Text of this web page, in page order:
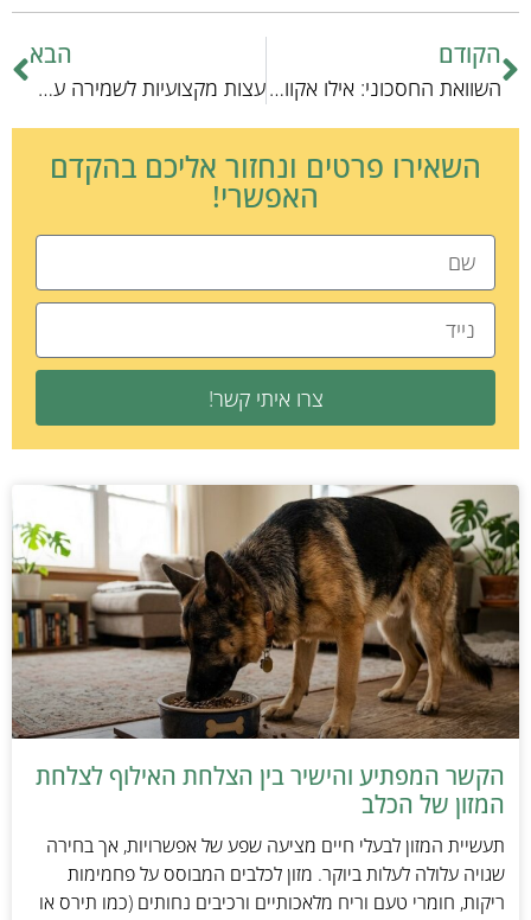
הקודם
השוואת החסכוני: אילו אקווריומים ביתיים מציעים את התמורה הטובה ביותר?
הבא
עצות מקצועיות לשמירה על בטיחותם של חתולים עם צרכים מיוחדים
השאירו פרטים ונחזור אליכם בהקדם
האפשרי!
צרו איתי קשר!
הקשר המפתיע והישיר בין הצלחת האילוף לצלחת
המזון של הכלב
תעשיית המזון לבעלי חיים מציעה שפע של אפשרויות, אך בחירה
שגויה עלולה לעלות ביוקר. מזון לכלבים המבוסס על פחמימות
ריקות, חומרי טעם וריח מלאכותיים ורכיבים נחותים (כמו תירס או